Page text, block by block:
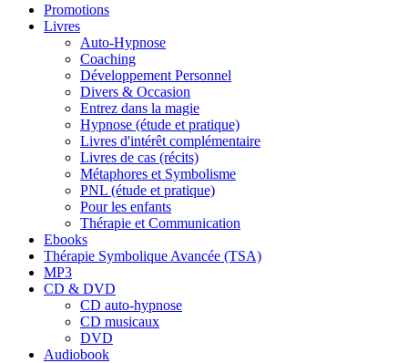
Promotions
Livres
Auto-Hypnose
Coaching
Développement Personnel
Divers & Occasion
Entrez dans la magie
Hypnose (étude et pratique)
Livres d'intérêt complémentaire
Livres de cas (récits)
Métaphores et Symbolisme
PNL (étude et pratique)
Pour les enfants
Thérapie et Communication
Ebooks
Thérapie Symbolique Avancée (TSA)
MP3
CD & DVD
CD auto-hypnose
CD musicaux
DVD
Audiobook